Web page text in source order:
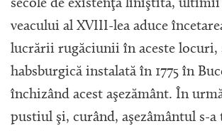
secole de existenţă liniştită,
veacului al XVIII-lea aduce
lucrării rugăciunii în aceste locuri,
habsburgică instalată în 1775 în
închizând acest aşezământ. În
pustiul şi, curând, aşezâmântul s-